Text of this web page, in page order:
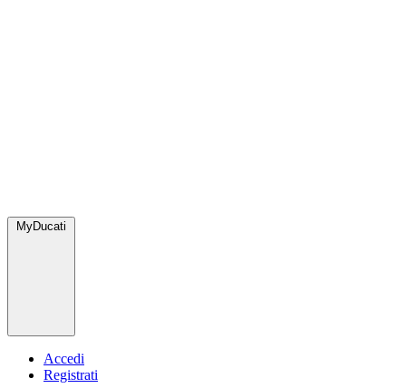
MyDucati
Accedi
Registrati